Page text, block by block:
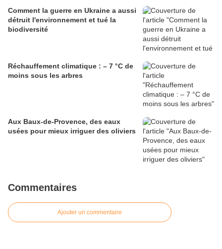
Comment la guerre en Ukraine a aussi
détruit l'environnement et tué la
biodiversité
Réchauffement climatique : – 7 °C de
moins sous les arbres
Aux Baux-de-Provence, des eaux
usées pour mieux irriguer des oliviers
Commentaires
Ajouter un commentaire